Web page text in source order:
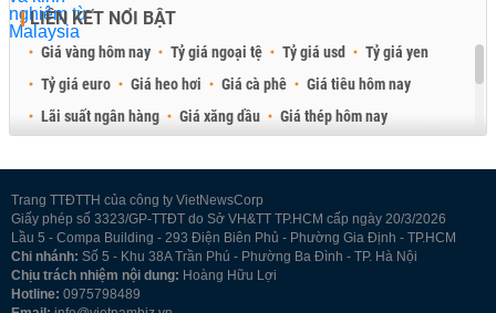
LIÊN KẾT NỔI BẬT
Giá vàng hôm nay Tỷ giá ngoại tệ Tỷ giá usd
Tỷ giá yen
Tỷ giá euro
Giá heo hơi Giá cà phê
Giá tiêu hôm nay
Lãi suất ngân hàng
Giá xăng dầu
Giá thép hôm nay
Trang TTĐTTH của công ty VietNewsCorp
Giấy phép số 3323/GP-TTĐT do Sở VH&TT TP.HCM cấp ngày 20/3/2026
Lầu 5 - Compa Building - 293 Điện Biên Phủ - Phường Gia Định - TP.HCM
Chi nhánh: Số 5 - Khu 38A Trần Phú - Phường Ba Đình - TP. Hà Nội
Chịu trách nhiệm nội dung: Hoàng Hữu Lợi
Hotline: 0975798489